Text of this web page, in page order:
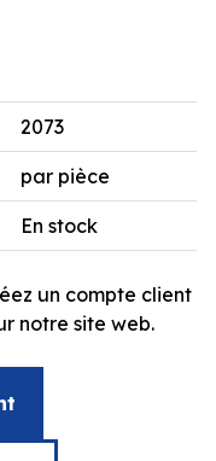
2073
par pièce
En stock
un compte client
notre site web.